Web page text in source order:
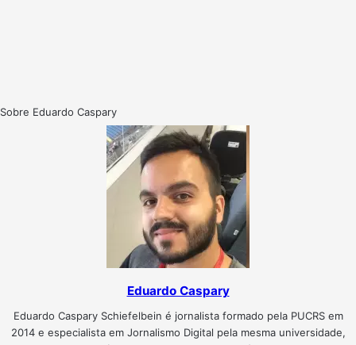
Sobre Eduardo Caspary
Eduardo Caspary
Eduardo Caspary Schiefelbein é jornalista formado pela PUCRS em
2014 e especialista em Jornalismo Digital pela mesma universidade,